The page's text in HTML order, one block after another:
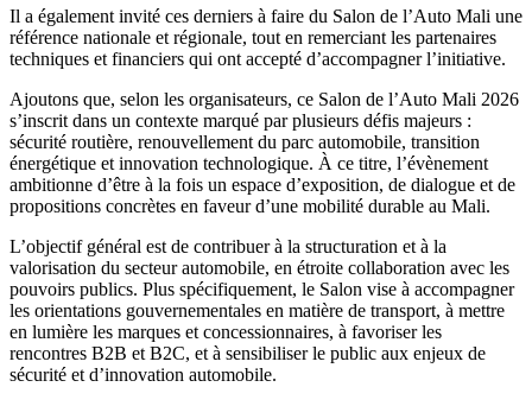
Il a également invité ces derniers à faire du Salon de l’Auto Mali une
référence nationale et régionale, tout en remerciant les partenaires
techniques et financiers qui ont accepté d’accompagner l’initiative.
Ajoutons que, selon les organisateurs, ce Salon de l’Auto Mali 2026
s’inscrit dans un contexte marqué par plusieurs défis majeurs :
sécurité routière, renouvellement du parc automobile, transition
énergétique et innovation technologique. À ce titre, l’évènement
ambitionne d’être à la fois un espace d’exposition, de dialogue et de
propositions concrètes en faveur d’une mobilité durable au Mali.
L’objectif général est de contribuer à la structuration et à la
valorisation du secteur automobile, en étroite collaboration avec les
pouvoirs publics. Plus spécifiquement, le Salon vise à accompagner
les orientations gouvernementales en matière de transport, à mettre
en lumière les marques et concessionnaires, à favoriser les
rencontres B2B et B2C, et à sensibiliser le public aux enjeux de
sécurité et d’innovation automobile.